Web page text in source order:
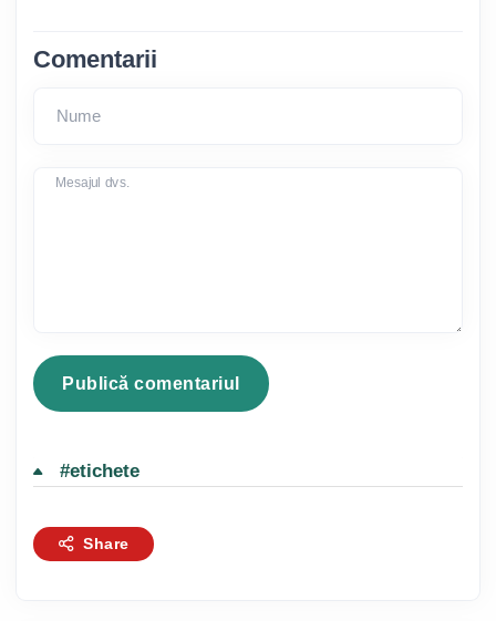
Comentarii
Nume
Mesajul dvs.
#etichete
Share